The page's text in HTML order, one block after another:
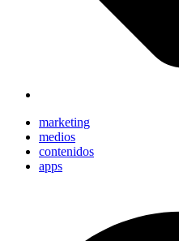
marketing
medios
contenidos
apps